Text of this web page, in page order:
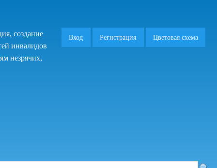
создание
инвалидов
незрячих,
Вход Регистрация Цветовая схема